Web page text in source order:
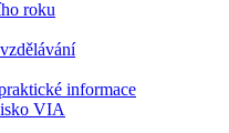
roku
informace
VIA